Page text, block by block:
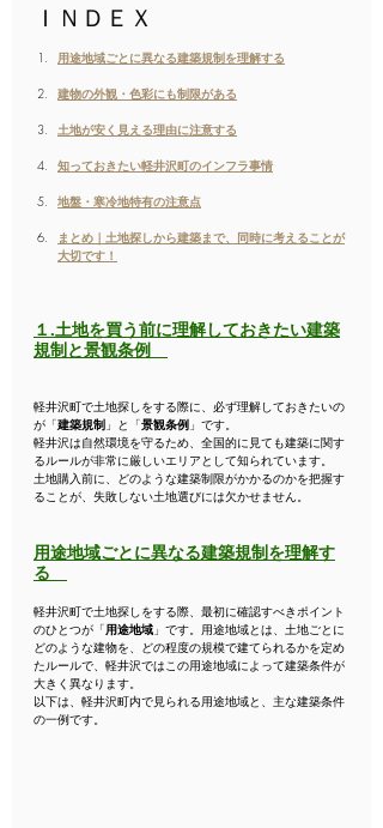
ＩＮＤＥＸ
用途地域ごとに異なる建築規制を理解する
建物の外観・色彩にも制限がある
土地が安く見える理由に注意する
知っておきたい軽井沢町のインフラ事情
地盤・寒冷地特有の注意点
まとめ｜土地探しから建築まで、同時に考えることが
大切です！
１.土地を買う前に理解しておきたい建築
規制と景観条例
軽井沢町で土地探しをする際に、必ず理解しておきたいの
が「建築規制 」と「景観条例 」です。
軽井沢は自然環境を守るため、全国的に見ても建築に関す
るルールが非常に厳しいエリアとして知られています。
土地購入前に、どのような建築制限がかかるのかを把握す
ることが、失敗しない土地選びには欠かせません。
用途地域ごとに異なる建築規制を理解す
る
軽井沢町で土地探しをする際、最初に確認すべきポイント
のひとつが「用途地域 」です。用途地域とは、土地ごとに
どのような建物を、どの程度の規模で建てられるかを定め
たルールで、軽井沢ではこの用途地域によって建築条件が
大きく異なります。
以下は、軽井沢町内で見られる用途地域と、主な建築条件
の一例です。